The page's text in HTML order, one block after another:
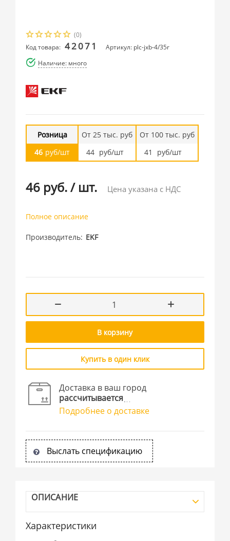
(0)
Код товара: 42071
Артикул: plc-jxb-4/35r
Наличие: много
Розница
46 руб/шт
От 25 тыс. руб
44 руб/шт
От 100 тыс. руб
41
руб/шт
46 руб./ шт. Цена указана с НДС
Полное описание
Производитель EKF
В корзину
Купить в один клик
Доставка в ваш город
рассчитывается
Подробнее о доставке
Выслать спецификацию
ОПИСАНИЕ
Характеристики